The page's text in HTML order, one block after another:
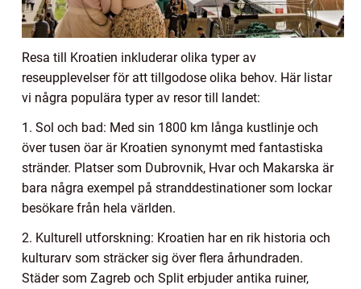
Resa till Kroatien inkluderar olika typer av
reseupplevelser för att tillgodose olika behov. Här listar
vi några populära typer av resor till landet:
1. Sol och bad: Med sin 1800 km långa kustlinje och
över tusen öar är Kroatien synonymt med fantastiska
stränder. Platser som Dubrovnik, Hvar och Makarska är
bara några exempel på stranddestinationer som lockar
besökare från hela världen.
2. Kulturell utforskning: Kroatien har en rik historia och
kulturarv som sträcker sig över flera århundraden.
Städer som Zagreb och Split erbjuder antika ruiner,